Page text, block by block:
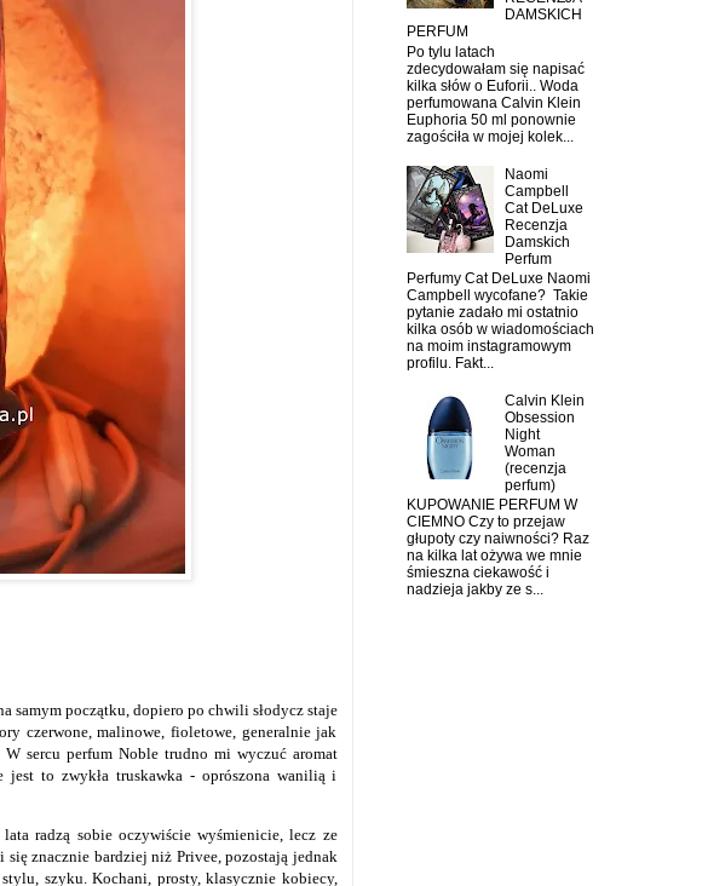
samym początku, dopiero po chwili słodycz staje
czerwone, malinowe, fioletowe, generalnie jak
sercu perfum Noble trudno mi wyczuć aromat
jest to zwykła truskawka - oprószona wanilią i
radzą sobie oczywiście wyśmienicie, lecz ze
znacznie bardziej niż Privee, pozostają jednak
szyku. Kochani, prosty, klasycznie kobiecy,
DAMSKICH
PERFUM
Po tylu latach
zdecydowałam się napisać
kilka słów o Euforii.. Woda
perfumowana Calvin Klein
Euphoria 50 ml ponownie
zagościła w mojej kolek...
Naomi
Campbell
Cat DeLuxe
Recenzja
Damskich
Perfum
Perfumy Cat DeLuxe Naomi
Campbell wycofane? Takie
pytanie zadało mi ostatnio
kilka osób w wiadomościach
na moim instagramowym
profilu. Fakt...
Calvin Klein
Obsession
Night
Woman
(recenzja
perfum)
KUPOWANIE PERFUM W
CIEMNO Czy to przejaw
głupoty czy naiwności? Raz
na kilka lat ożywa we mnie
śmieszna ciekawość i
nadzieja jakby ze s...